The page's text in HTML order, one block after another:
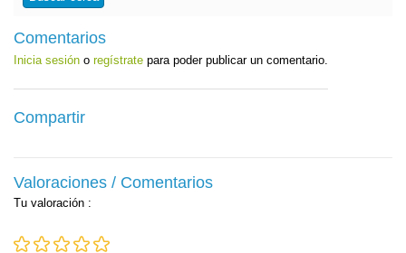
Comentarios
Inicia sesión o regístrate para poder publicar un comentario.
Compartir
Valoraciones / Comentarios
Tu valoración :